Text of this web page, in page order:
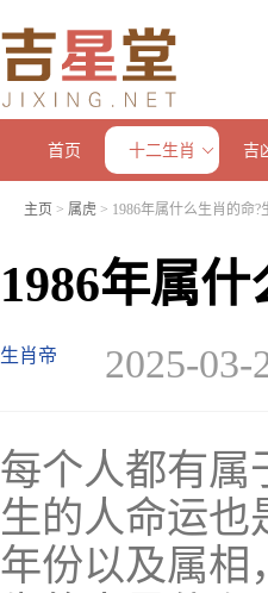
首页 十二生肖 吉
主页 > 属虎 > 1986年属什么生肖的命?
1986年属
生肖帝 2025-03-
每个人都有属
生的人命运也
年份以及属相